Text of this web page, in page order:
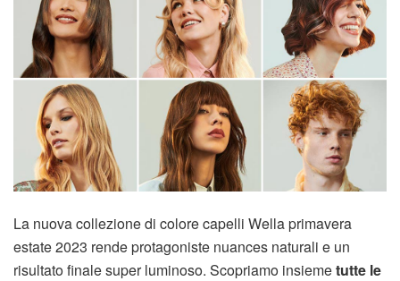
La nuova collezione di colore capelli Wella primavera
estate 2023 rende protagoniste nuances naturali e un
risultato finale super luminoso. Scopriamo insiemetutte le